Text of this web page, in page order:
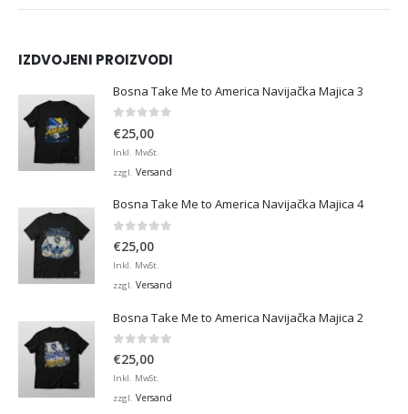
IZDVOJENI PROIZVODI
Bosna Take Me to America Navijačka Majica 3
€25,00
Inkl. MwSt.
zzgl. Versand
Bosna Take Me to America Navijačka Majica 4
0 von 5
€25,00
Inkl. MwSt.
zzgl. Versand
Bosna Take Me to America Navijačka Majica 2
0 von 5
€25,00
Inkl. MwSt.
zzgl. Versand